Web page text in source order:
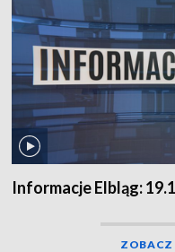
Informacje Elbląg:
ZOBACZ